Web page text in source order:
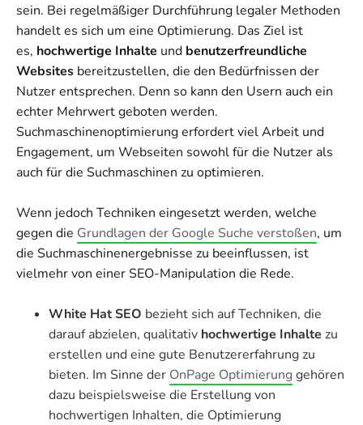
sein. Bei regelmäßiger Durchführung legaler Methoden
handelt es sich um eine Optimierung. Das Ziel ist
es, hochwertige Inhalte und benutzerfreundliche
Websites bereitzustellen, die den Bedürfnissen der
Nutzer entsprechen. Denn so kann den Usern auch ein
echter Mehrwert geboten werden.
Suchmaschinenoptimierung erfordert viel Arbeit und
Engagement, um Webseiten sowohl für die Nutzer als
auch für die Suchmaschinen zu optimieren.
Wenn jedoch Techniken eingesetzt werden, welche
gegen die Grundlagen der Google Suche verstoßen, um
die Suchmaschinenergebnisse zu beeinflussen, ist
vielmehr von einer SEO-Manipulation die Rede.
White Hat SEO bezieht sich auf Techniken, die
darauf abzielen, qualitativ hochwertige Inhalte zu
erstellen und eine gute Benutzererfahrung zu
bieten. Im Sinne der OnPage Optimierunggehören
dazu beispielsweise die Erstellung von
hochwertigen Inhalten, die Optimierung